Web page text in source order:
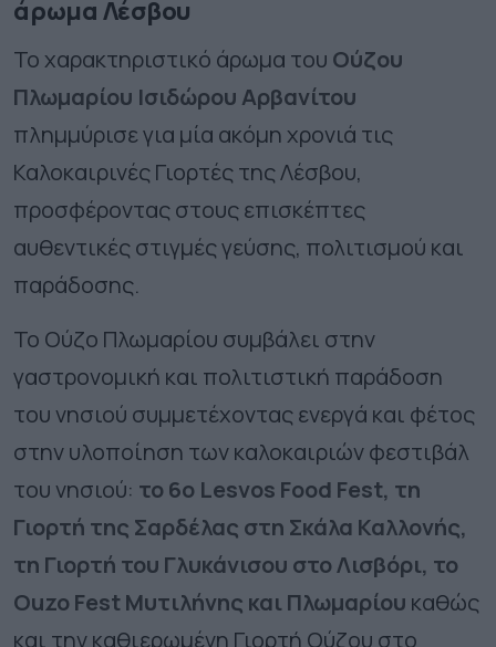
άρωμα Λέσβου
Το χαρακτηριστικό άρωμα του Ούζου
Πλωμαρίου Ισιδώρου Αρβανίτου
πλημμύρισε για μία ακόμη χρονιά τις
Καλοκαιρινές Γιορτές της Λέσβου,
προσφέροντας στους επισκέπτες
αυθεντικές στιγμές γεύσης, πολιτισμού και
παράδοσης.
Το Ούζο Πλωμαρίου συμβάλει στην
γαστρονομική και πολιτιστική παράδοση
του νησιού συμμετέχοντας ενεργά και φέτος
στην υλοποίηση των καλοκαιριών φεστιβάλ
του νησιού: το 6ο Lesvos Food Fest, τη
Γιορτή της Σαρδέλας στη Σκάλα Καλλονής,
τη Γιορτή του Γλυκάνισου στο Λισβόρι, το
Ouzo Fest Μυτιλήνης και Πλωμαρίου καθώς
και την καθιερωμένη Γιορτή Ούζου στο